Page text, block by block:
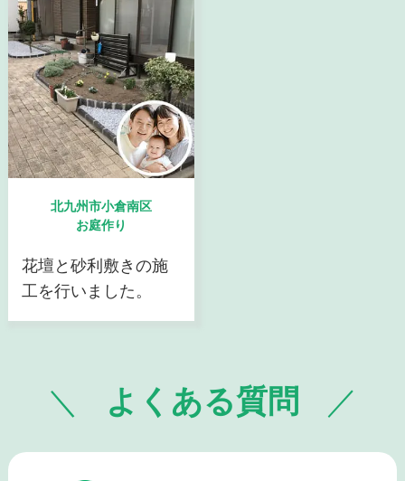
北九州市小倉南区
お庭作り
花壇と砂利敷きの施
工を行いました。
よくある質問